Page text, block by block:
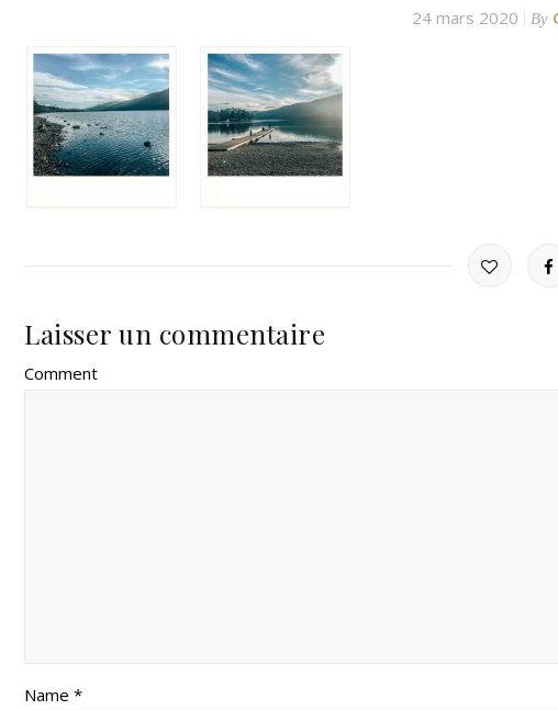
24 mars 2020 By
Laisser un commentaire
Comment
Name *